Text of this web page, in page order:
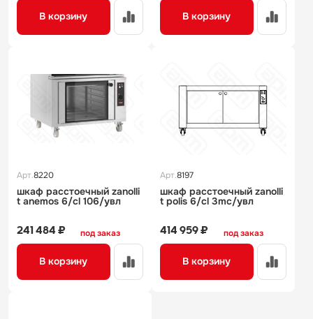
В корзину В корзину
Арт.8220
шкаф расстоечный zanolli
t аnemos 6/cl 106/увл
под заказ
241 484 ₽
В корзину
Арт.8197
шкаф расстоечный zanolli
t polis 6/cl 3mc/увл
под заказ
414 959 ₽
В корзину